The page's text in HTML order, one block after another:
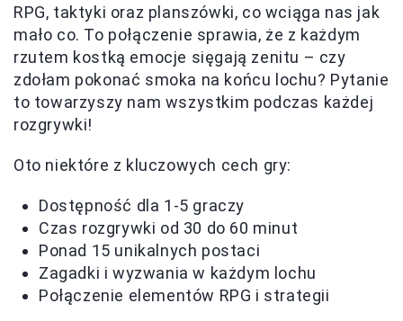
RPG, taktyki oraz planszówki, co wciąga nas jak
mało co. To połączenie sprawia, że z każdym
rzutem kostką emocje sięgają zenitu – czy
zdołam pokonać smoka na końcu lochu? Pytanie
to towarzyszy nam wszystkim podczas każdej
rozgrywki!
Oto niektóre z kluczowych cech gry:
Dostępność dla 1-5 graczy
Czas rozgrywki od 30 do 60 minut
Ponad 15 unikalnych postaci
Zagadki i wyzwania w każdym lochu
Połączenie elementów RPG i strategii